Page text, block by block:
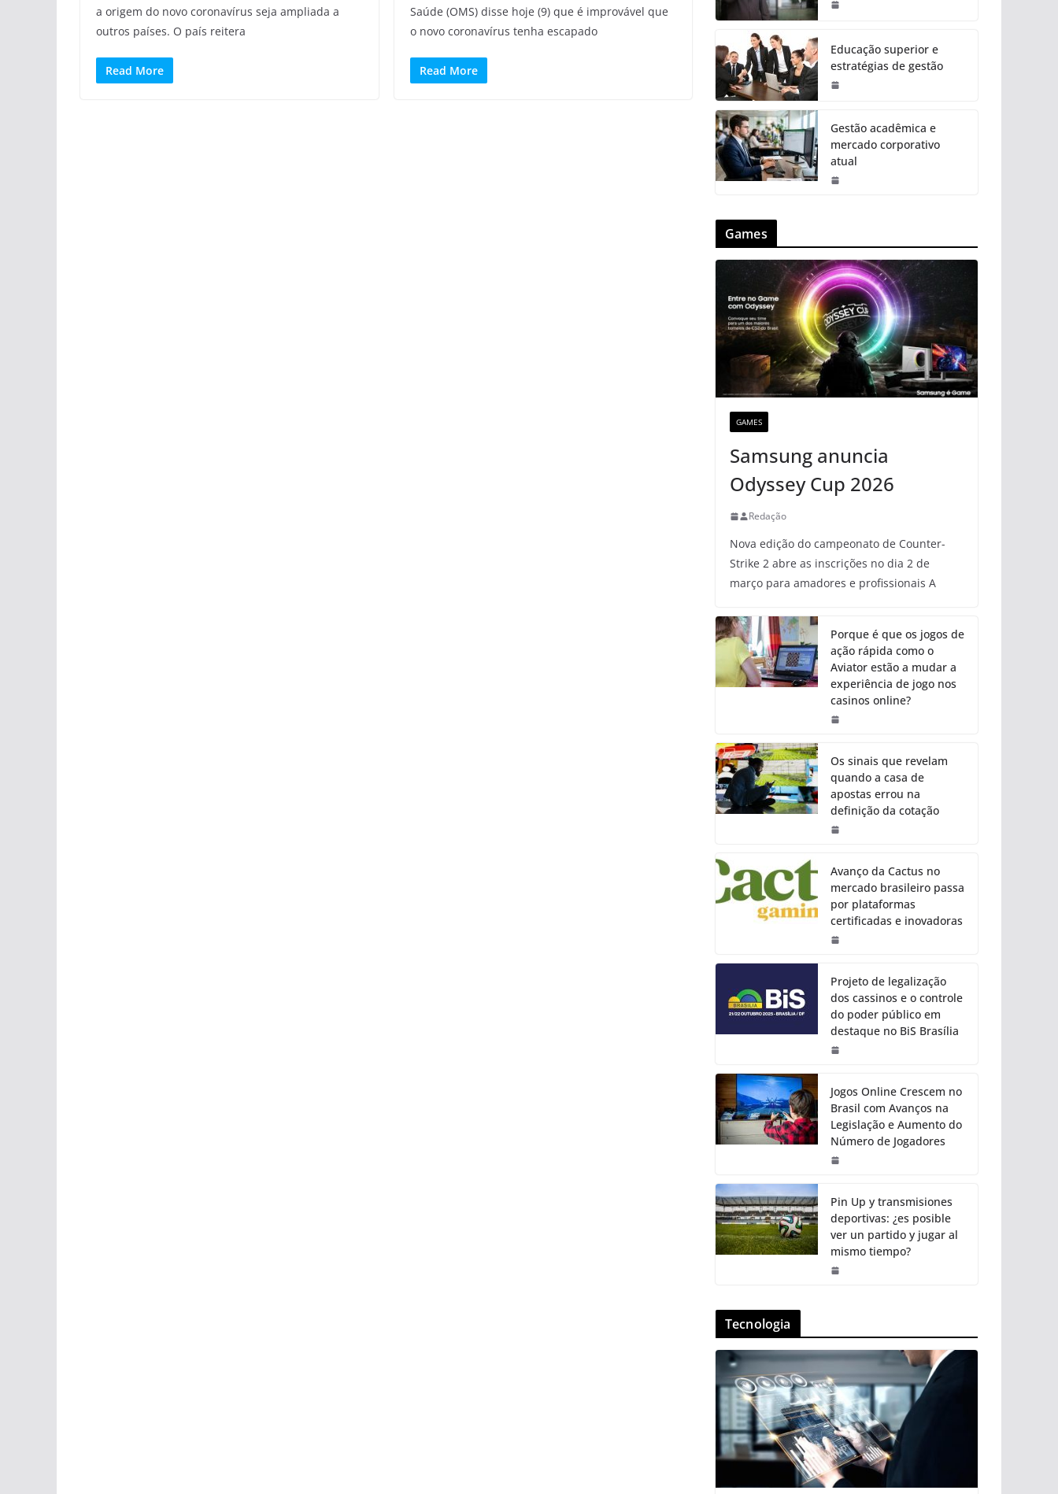
a origem do novo coronavírus seja ampliada a
outros países. O país reitera
Read More
Saúde (OMS) disse hoje (9) que é improvável que
o novo coronavírus tenha escapado
Read More
Educação superior e
estratégias de gestão
Gestão acadêmica e
mercado corporativo
atual
Games
GAMES
Samsung anuncia
Odyssey Cup 2026
Redação
Nova edição do campeonato de Counter-
Strike 2 abre as inscrições no dia 2 de
março para amadores e profissionais A
Porque é que os jogos de
ação rápida como o
Aviator estão a mudar a
experiência de jogo nos
casinos online?
Os sinais que revelam
quando a casa de
apostas errou na
definição da cotação
Avanço da Cactus no
mercado brasileiro passa
por plataformas
certificadas e inovadoras
Projeto de legalização
dos cassinos e o controle
do poder público em
destaque no BiS Brasília
Jogos Online Crescem no
Brasil com Avanços na
Legislação e Aumento do
Número de Jogadores
Pin Up y transmisiones
deportivas: ¿es posible
ver un partido y jugar al
mismo tiempo?
Tecnologia